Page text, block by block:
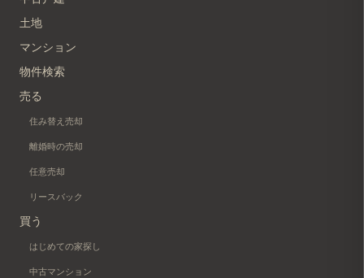
土地
マンション
物件検索
売る
住み替え売却
離婚時の売却
任意売却
リースバック
買う
はじめての家探し
中古マンション